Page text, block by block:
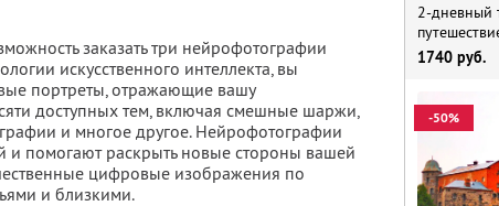
заказать три нейрофотографии
искусственного интеллекта, вы
портреты, отражающие вашу
доступных тем, включая смешные шаржи,
и многое другое. Нейрофотографии
и помогают раскрыть новые стороны вашей
цифровые изображения по
и близкими.
2-дневный
1740 руб.
-50%